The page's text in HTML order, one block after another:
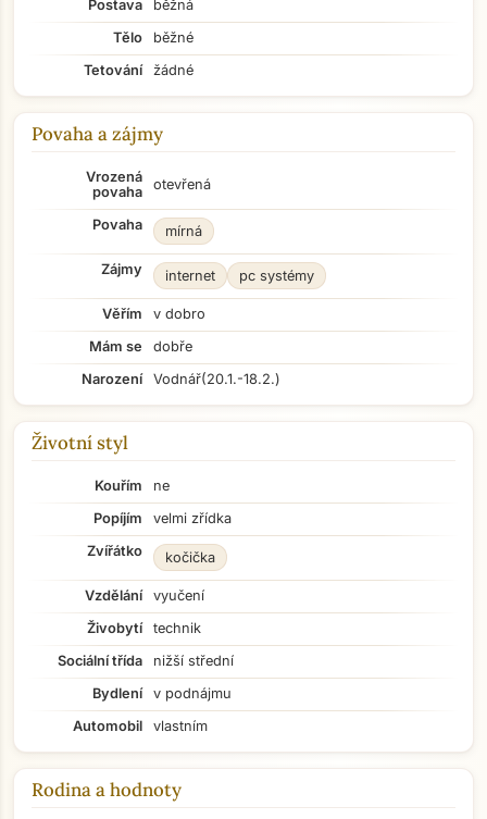
Postava
běžná
Tělo
běžné
Tetování
žádné
Povaha a zájmy
Vrozená
povaha
otevřená
Povaha mírná
Zájmy internet pc systémy
Věřím
v dobro
Mám se
dobře
Narození
Vodnář(20.1.-18.2.)
Životní styl
Kouřím
ne
Popíjím
velmi zřídka
Zvířátko
kočička
Vzdělání
vyučení
Živobytí
technik
Sociální třída
nižší střední
Bydlení
v podnájmu
Automobil
vlastním
Rodina a hodnoty